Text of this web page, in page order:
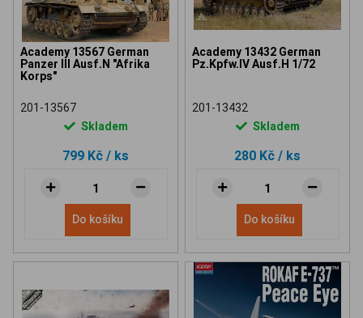
Academy 13567 German
Panzer III Ausf.N "Afrika
Korps"
201-13567
Skladem
799 Kč / ks
Do košíku
Academy 13432 German
Pz.Kpfw.IV Ausf.H 1/72
201-13432
Skladem
280 Kč / ks
Do košíku